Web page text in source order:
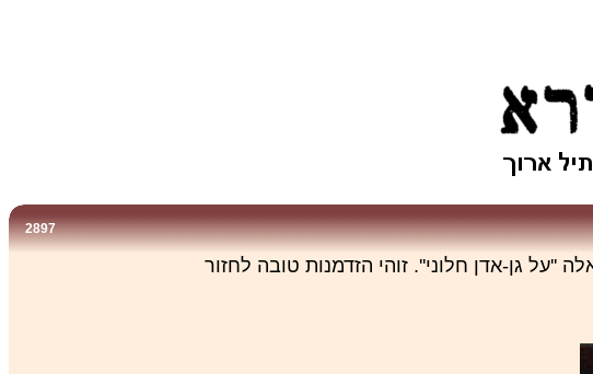
2897
גן-אדן חלוני''. זוהי הזדמנות טובה לחזור